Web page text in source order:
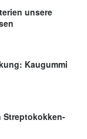
Effects of a
programme
the Look
unsere
Kaugummi
Streptokokken-